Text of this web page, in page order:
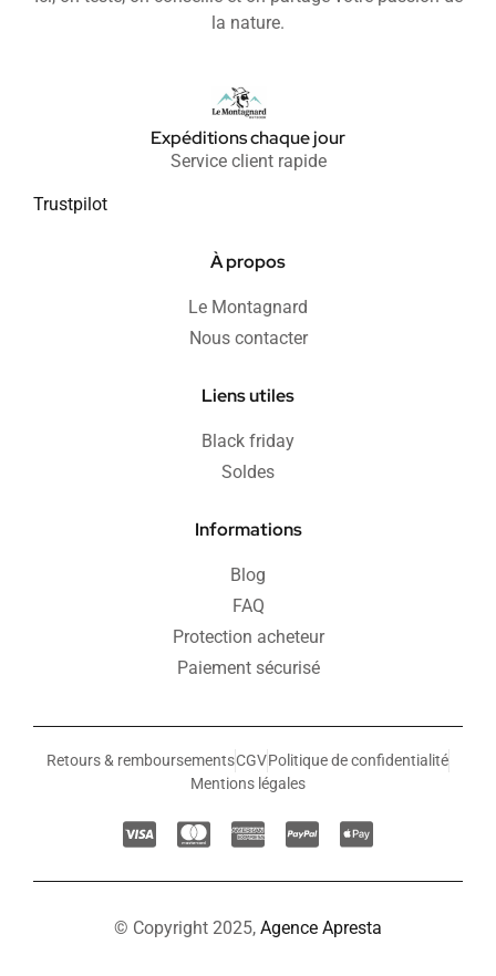
la nature.
Expéditions chaque jour
Service client rapide
Trustpilot
À propos
Le Montagnard
Nous contacter
Liens utiles
Black friday
Soldes
Informations
Blog
FAQ
Protection acheteur
Paiement sécurisé
Retours & remboursementsCGVPolitique de confidentialité
Mentions légales
© Copyright 2025, Agence Apresta